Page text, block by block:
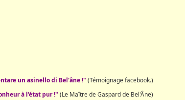
un asinello di Bel'âne !" (Témoignage facebook.)
à l'état pur !" (Le Maître de Gaspard de Bel'Âne)